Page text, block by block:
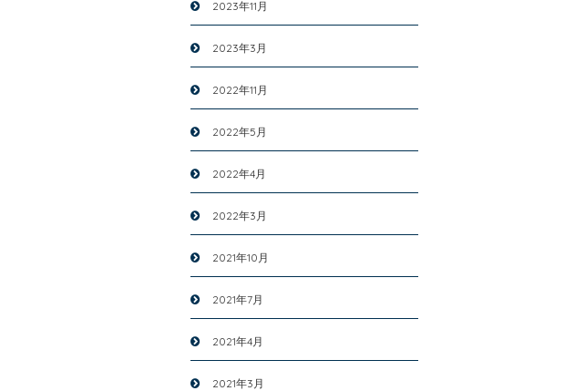
2023年11月
2023年3月
2022年11月
2022年5月
2022年4月
2022年3月
2021年10月
2021年7月
2021年4月
2021年3月